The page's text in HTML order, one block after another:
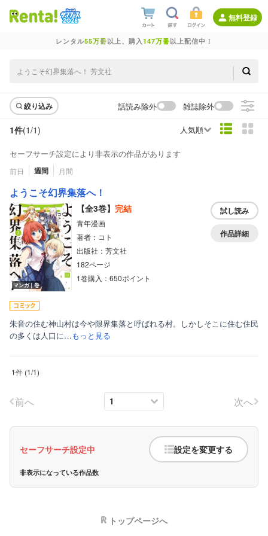
無料登録
レンタル55万冊以上、購入147万冊以上配信中！
絞り込み 話読み除外 雑誌除外
1件(1/1) 人気順
セーフサーチ設定により非表示の作品があります
前日 週間 月間
ようこそ幻界集落へ！
マンガ｜巻
【全3巻】 完結
青年漫画
著者：コト
出版社：芳文社
182ページ
1巻購入：650ポイント
試し読み
作品詳細
朱音の住む神山村は今や限界集落と呼ばれる村。しかしそこに住む住民
の多くは人口に…もっと見る
1件 (1/1)
前へ 次へ
セーフサーチ設定中 設定を変更する
非表示になっている作品数
女性写真集
トップページへ